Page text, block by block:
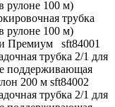
рулоне 100 м)
трубка
рулоне 100 м)
Премиум sft84001
трубка 2/1 для
поддерживающая
200 м sft84002
трубка 2/1 для